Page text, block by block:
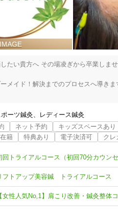
たい貴方へ その場凌ぎから卒業しま
メイド！解決までのプロセスへ導きま
を「からだの専門家」が解決します
様のこころのを不安を解消し、あな
症状だけでなく、本当のお悩みにま
しております。
ポーツ鍼灸
レディース鍼灸
ネット予約 キッズスペースあり
籍
特典あり 電子決済可 クレ
回トライアルコース（初回70分カウン
フトアップ美容鍼 トライアルコース
【女性人気No,1】肩こり改善・鍼灸整体